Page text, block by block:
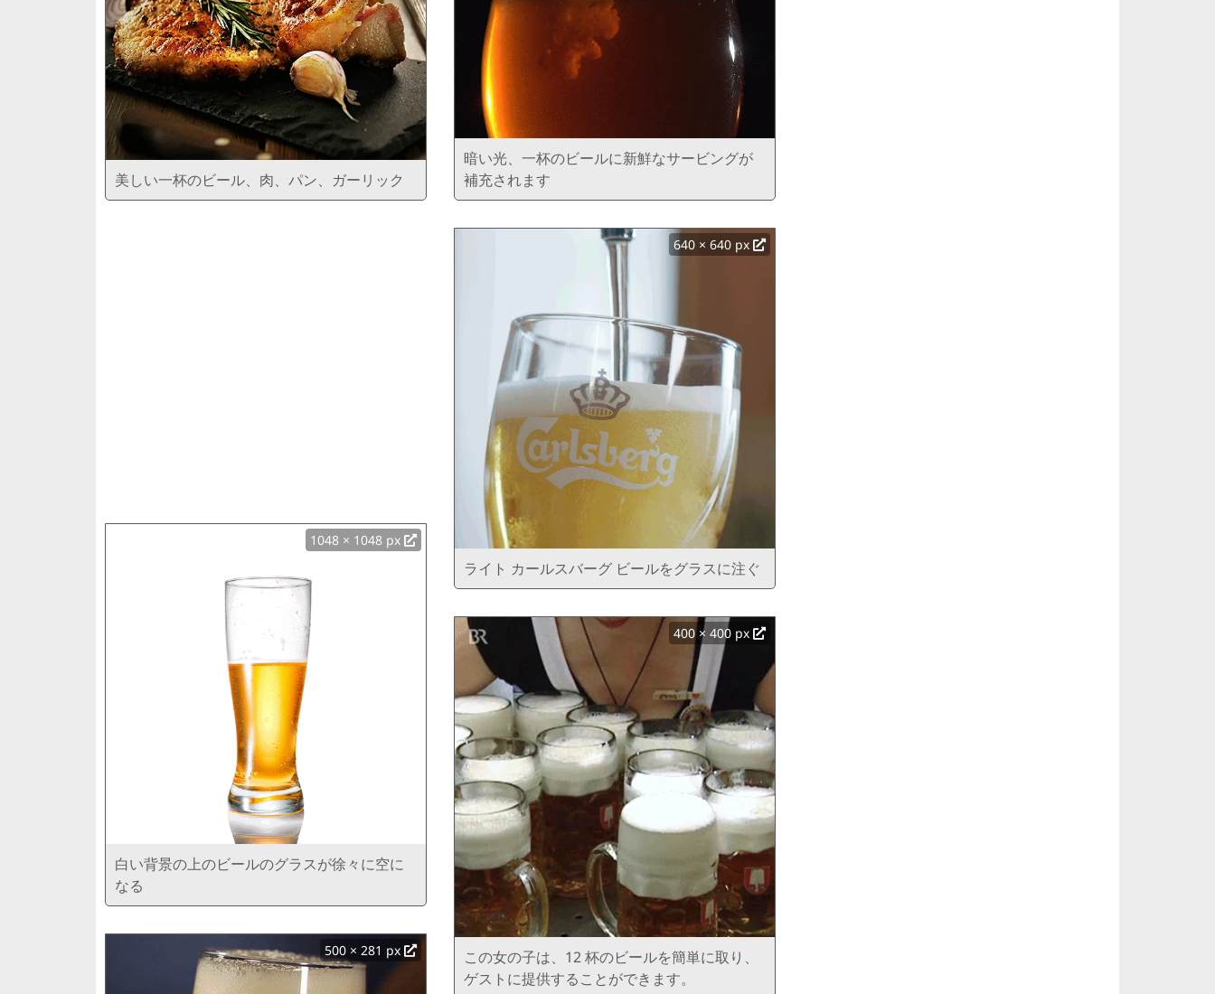
美しい一杯のビール、肉、パン、ガーリック
1048 × 1048 px
白い背景の上のビールのグラスが徐々に空に
なる
500 × 281 px
暗い光、一杯のビールに新鮮なサービングが
補充されます
640 × 640 px
ライト カールスバーグ ビールをグラスに注ぐ
400 × 400 px
この女の子は、12 杯のビールを簡単に取り、
ゲストに提供することができます。